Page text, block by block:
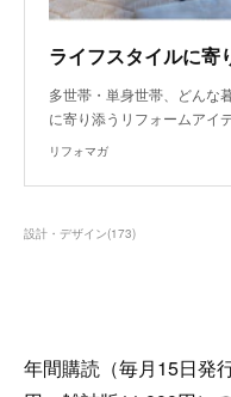
多世帯・単身世帯、どんな
に寄り添うリフォームアイ
リフォマガ
設計・デザイン(173)
年間購読（毎月15日発